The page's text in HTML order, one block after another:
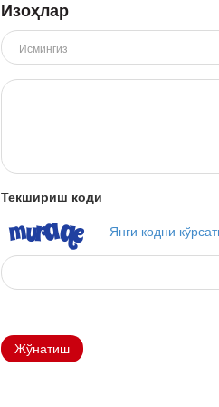
Изоҳлар
Текшириш коди
Янги кодни
Жўнатиш